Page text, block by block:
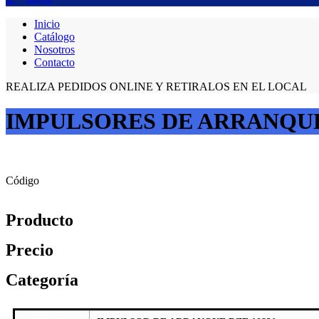
Inicio
Catálogo
Nosotros
Contacto
REALIZA PEDIDOS ONLINE Y RETIRALOS EN EL LOCAL
IMPULSORES DE
Código
Producto
Precio
Categoría